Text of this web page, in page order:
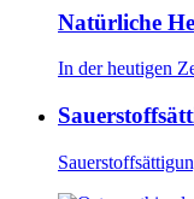
Natürliche
In der heutigen